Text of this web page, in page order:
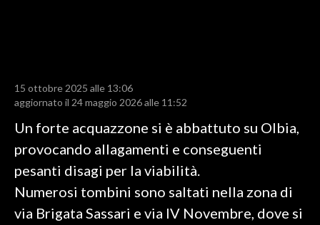
SPORT
RISULTATI E CLASSIFICHE
CALCIO
CALCIO REGIONALE
BASKET
VOLLEY
15 ottobre 2025 alle 13:06
aggiornato il 24 maggio 2026 alle 11:52
Un forte acquazzone si è abbattuto su Olbia,
provocando allagamenti e conseguenti
pesanti disagi per la viabilità.
Numerosi tombini sono saltati nella zona di
via Brigata Sassari e via IV Novembre, dove si